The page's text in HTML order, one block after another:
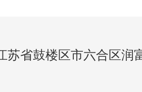
苏省鼓楼区市六合区润